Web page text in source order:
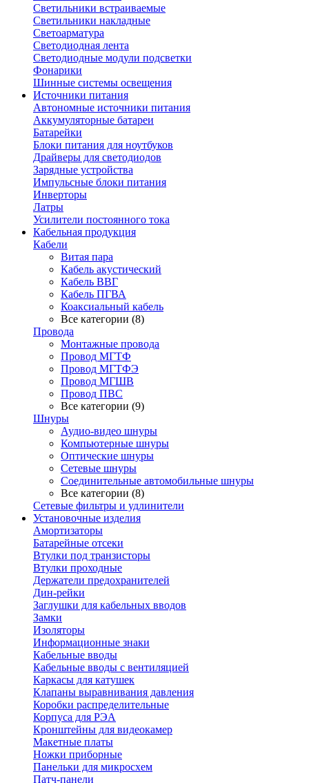
Светильники встраиваемые
Светильники накладные
Светоарматура
Светодиодная лента
Светодиодные модули подсветки
Фонарики
Шинные системы освещения
Источники питания
Автономные источники питания
Аккумуляторные батареи
Батарейки
Блоки питания для ноутбуков
Драйверы для светодиодов
Зарядные устройства
Импульсные блоки питания
Инверторы
Латры
Усилители постоянного тока
Кабельная продукция
Кабели
Витая пара
Кабель акустический
Кабель ВВГ
Кабель ПГВА
Коаксиальный кабель
Все категории (8)
Провода
Монтажные провода
Провод МГТФ
Провод МГТФЭ
Провод МГШВ
Провод ПВС
Все категории (9)
Шнуры
Аудио-видео шнуры
Компьютерные шнуры
Оптические шнуры
Сетевые шнуры
Соединительные автомобильные шнуры
Все категории (8)
Сетевые фильтры и удлинители
Установочные изделия
Амортизаторы
Батарейные отсеки
Втулки под транзисторы
Втулки проходные
Держатели предохранителей
Дин-рейки
Заглушки для кабельных вводов
Замки
Изоляторы
Информационные знаки
Кабельные вводы
Кабельные вводы с вентиляцией
Каркасы для катушек
Клапаны выравнивания давления
Коробки распределительные
Корпуса для РЭА
Кронштейны для видеокамер
Макетные платы
Ножки приборные
Панельки для микросхем
Патч-панели